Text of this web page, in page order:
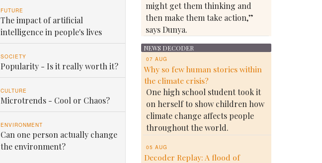
FUTURE
The impact of artificial
intelligence in people's lives
SOCIETY
Popularity - Is it really worth it?
CULTURE
Microtrends - Cool or Chaos?
ENVIRONMENT
Can one person actually change
the environment?
might get them thinking and
then make them take action,”
says Dunya.
NEWS DECODER
07 AUG
Why so few human stories within
the climate crisis?
One high school student took it
on herself to show children how
climate change affects people
throughout the world.
05 AUG
Decoder Replay: A flood of